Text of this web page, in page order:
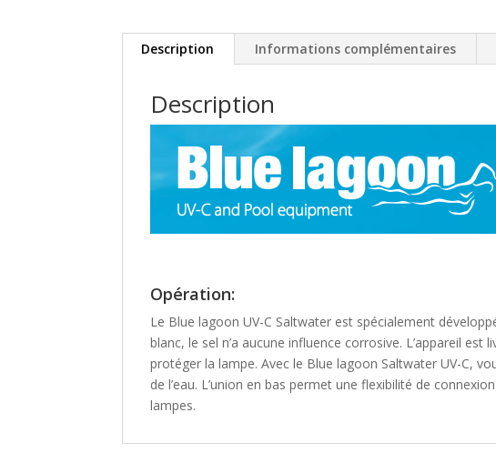
Description Informations complémentaires
Description
Opération:
Le Blue lagoon UV-C Saltwater est spécialement
blanc, le sel n’a aucune influence corrosive. L’appareil
protéger la lampe. Avec le Blue lagoon Saltwater UV-C,
de l’eau. L’union en bas permet une flexibilité de
lampes.